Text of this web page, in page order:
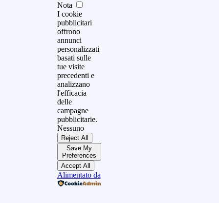
Nota
I cookie
pubblicitari
offrono
annunci
personalizzati
basati sulle
tue visite
precedenti e
analizzano
l'efficacia
delle
campagne
pubblicitarie.
Nessuno
Reject All
Save My
Preferences
Accept All
Alimentato da